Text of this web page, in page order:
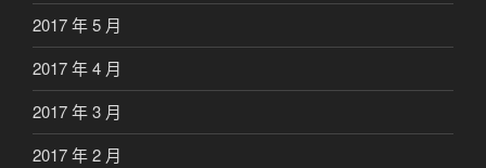
2017 年 5 月
2017 年 4 月
2017 年 3 月
2017 年 2 月